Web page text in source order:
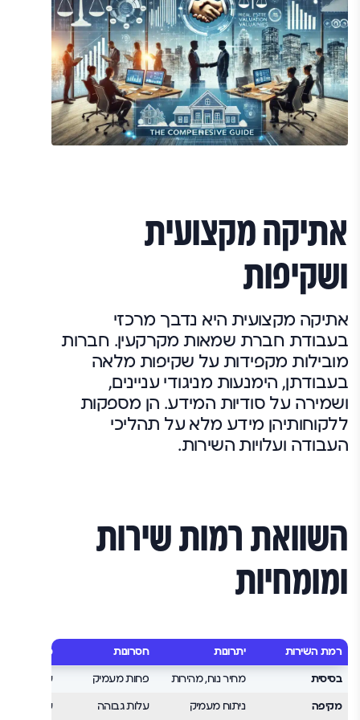
אתיקה מקצועית
ושקיפות
אתיקה מקצועית היא נדבך מרכזי
בעבודת חברת שמאות מקרקעין. חברות
מובילות מקפידות על שקיפות מלאה
בעבודתן, הימנעות מניגודי עניינים,
ושמירה על סודיות המידע. הן מספקות
ללקוחותיהן מידע מלא על תהליכי
העבודה ועלויות השירות.
השוואת רמות שירות
ומומחיות
רמת השירות יתרונות חסרונות מתאים
בסיסית מחיר נוח, מהירות פחות מעמיק עסקאות
מקיפה ניתוח מעמיק עלות גבוהה עסקאות